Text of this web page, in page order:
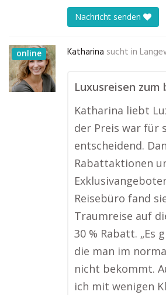
Nachricht senden
online Katharina sucht in
Luxusreisen zum
Katharina liebt
der Preis war für
entscheidend.
Rabattaktionen
Reisebüro fand
Traumreise auf
30 % Rabatt. „Es
die man im
nicht bekommt.
ich mit wenigen